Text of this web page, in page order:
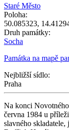
Staré Město
Poloha:
50.085323,
Druh památky:
Socha
Památka na mapě
Nejbližší sídlo:
Praha
Na konci
června 1984 u
slavného